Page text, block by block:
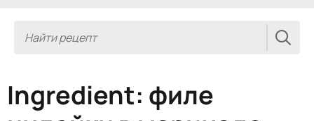
Ingredient: филе